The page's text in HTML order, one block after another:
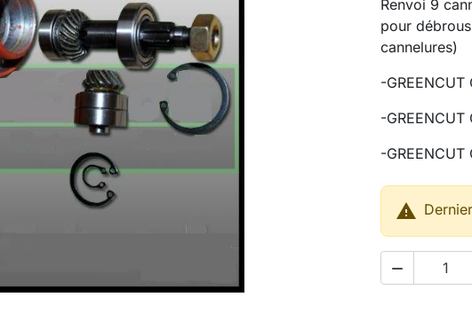
Renvoi 9
pour
cannelures)
-GREENCUT
-
-GREENCUT

